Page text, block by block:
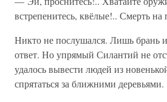
встрепенитесь, квёлые!.. Смерть на
Никто не послушался. Лишь брань
ответ. Но упрямый Силантий не
удалось вывести людей из
спрятаться за ближними деревьями.